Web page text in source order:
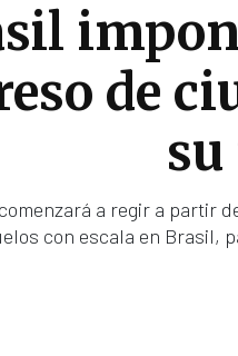
de
a regir a partir
con escala en Brasil,